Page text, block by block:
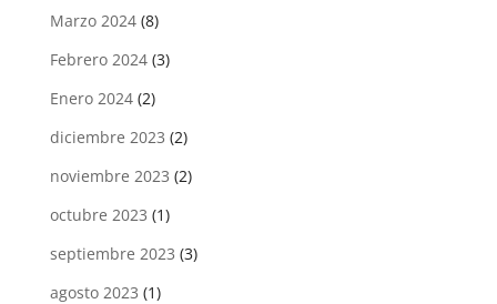
Marzo 2024(8)
Febrero 2024(3)
Enero 2024(2)
diciembre 2023 (2)
noviembre 2023 (2)
octubre 2023 (1)
septiembre 2023 (3)
agosto 2023 (1)